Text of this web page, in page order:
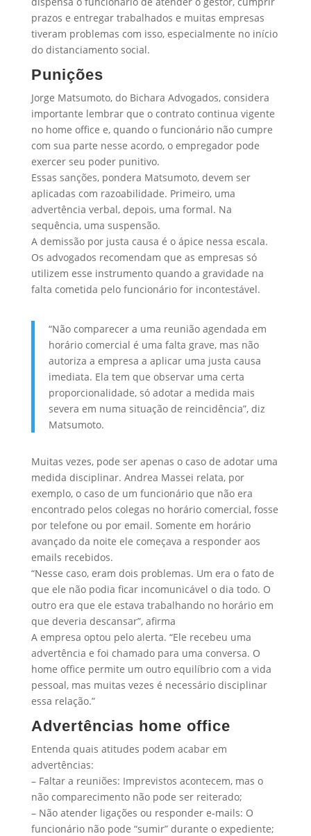
prazos e entregar trabalhados e muitas empresas
tiveram problemas com isso, especialmente no início
do distanciamento social.
Punições
Jorge Matsumoto, do Bichara Advogados, considera
importante lembrar que o contrato continua vigente
no home office e, quando o funcionário não cumpre
com sua parte nesse acordo, o empregador pode
exercer seu poder punitivo.
Essas sanções, pondera Matsumoto, devem ser
aplicadas com razoabilidade. Primeiro, uma
advertência verbal, depois, uma formal. Na
sequência, uma suspensão.
A demissão por justa causa é o ápice nessa escala.
Os advogados recomendam que as empresas só
utilizem esse instrumento quando a gravidade na
falta cometida pelo funcionário for incontestável.
“Não comparecer a uma reunião agendada em
horário comercial é uma falta grave, mas não
autoriza a empresa a aplicar uma justa causa
imediata. Ela tem que observar uma certa
proporcionalidade, só adotar a medida mais
severa em numa situação de reincidência”, diz
Matsumoto.
Muitas vezes, pode ser apenas o caso de adotar uma
medida disciplinar. Andrea Massei relata, por
exemplo, o caso de um funcionário que não era
encontrado pelos colegas no horário comercial, fosse
por telefone ou por email. Somente em horário
avançado da noite ele começava a responder aos
emails recebidos.
“Nesse caso, eram dois problemas. Um era o fato de
que ele não podia ficar incomunicável o dia todo. O
outro era que ele estava trabalhando no horário em
que deveria descansar”, afirma
A empresa optou pelo alerta. “Ele recebeu uma
advertência e foi chamado para uma conversa. O
home office permite um outro equilíbrio com a vida
pessoal, mas muitas vezes é necessário disciplinar
essa relação.”
Advertências home office
Entenda quais atitudes podem acabar em
advertências:
– Faltar a reuniões: Imprevistos acontecem, mas o
não comparecimento não pode ser reiterado;
– Não atender ligações ou responder e-mails: O
funcionário não pode “sumir” durante o expediente;